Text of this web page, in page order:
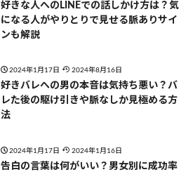
好きな人へのLINEでの話しかけ方は？気
になる人がやりとりで見せる脈ありサイ
ンも解説
2024年1月17日 2024年8月16日
好きバレへの男の本音は気持ち悪い？バ
レた後の駆け引きや脈なしか見極める方
法
2024年1月17日 2024年1月16日
告白の言葉は何がいい？男女別に成功率